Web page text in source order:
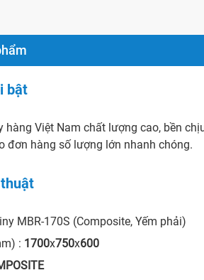
bật
hàng Việt Nam chất lượng cao, bền
đơn hàng số lượng lớn nhanh chóng.
MBR-170S (Composite, Yếm phải)
: 1700x750x600